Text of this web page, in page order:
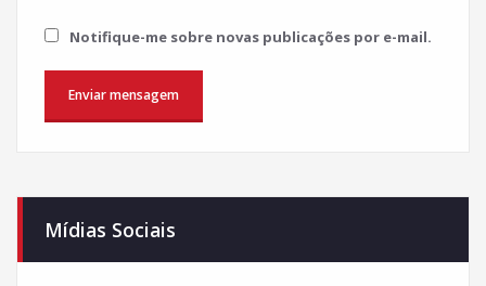
Notifique-me sobre novas publicações por e-mail.
Mídias Sociais